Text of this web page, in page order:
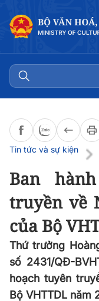
Tin tức và sự kiện
Ban
truyền về
của Bộ
Thứ trưởng
số 2431/QĐ-
hoạch tuyên
Bộ VHTTDL năm
Đọc bài